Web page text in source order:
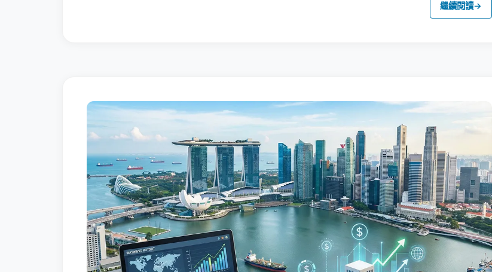
繼續閱讀→